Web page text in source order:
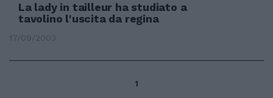
La lady in tailleur ha studiato a
tavolino l'uscita da regina
17/09/2003
1